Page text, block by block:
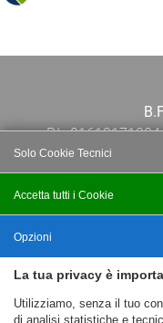
P.I.:
Po 13E,
La tua privacy è
Utilizziamo, senza il tuo
di analisi statistiche e
Accetta tutti i Cookie
Solo Cookie Tecnici
Salva
Opzioni
Nascondi Opzioni